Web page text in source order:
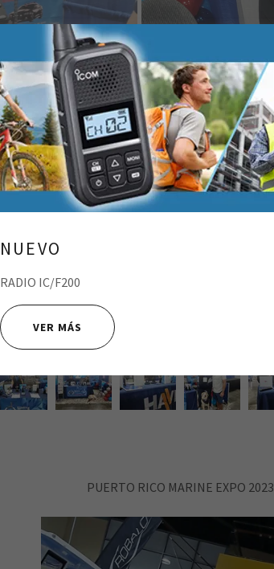
PUERTO RICO MARINE EXPO 2023
NUEVO
RADIO IC/F200
VER MÁS